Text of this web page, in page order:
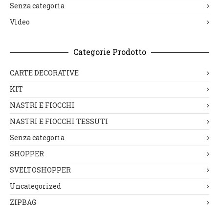
Senza categoria
Video
Categorie Prodotto
CARTE DECORATIVE
KIT
NASTRI E FIOCCHI
NASTRI E FIOCCHI TESSUTI
Senza categoria
SHOPPER
SVELTOSHOPPER
Uncategorized
ZIPBAG